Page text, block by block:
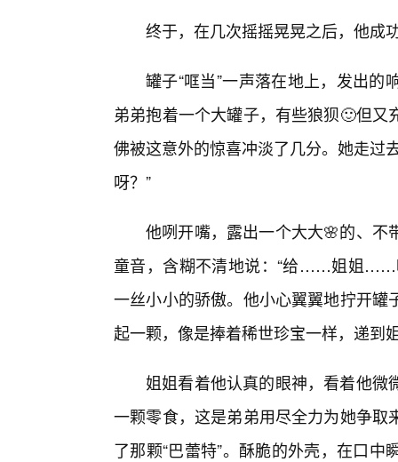
终于，在几次摇摇晃晃之后，他成
罐子“哐当”一声落在地上，发出
弟弟抱着一个大罐子，有些狼狈🙂但
佛被这意外的惊喜冲淡了几分。她走过
呀？”
他咧开嘴，露出一个大大🌸的、不
童音，含糊不清地说：“给……姐姐
一丝小小的骄傲。他小心翼翼地拧开
起一颗，像是捧着稀世珍宝一样，递到
姐姐看着他认真的眼神，看着他
一颗零食，这是弟弟用尽全力为她争
了那颗“巴蕾特”。酥脆的外壳，在口